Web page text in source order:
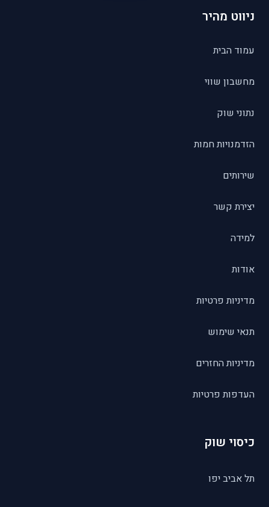
ניווט מהיר
עמוד הבית
מחשבון שווי
נתוני שוק
הזדמנויות חמות
שירותים
יצירת קשר
למידה
אודות
מדיניות פרטיות
תנאי שימוש
מדיניות החזרים
העדפות פרטיות
כיסוי שוק
תל אביב יפו